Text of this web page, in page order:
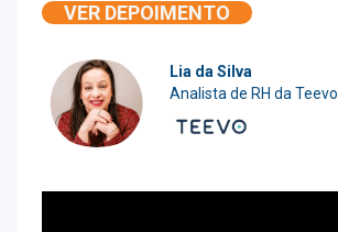
VER DEPOIMENTO
Lia da Silva
Analista de RH da Teevo.